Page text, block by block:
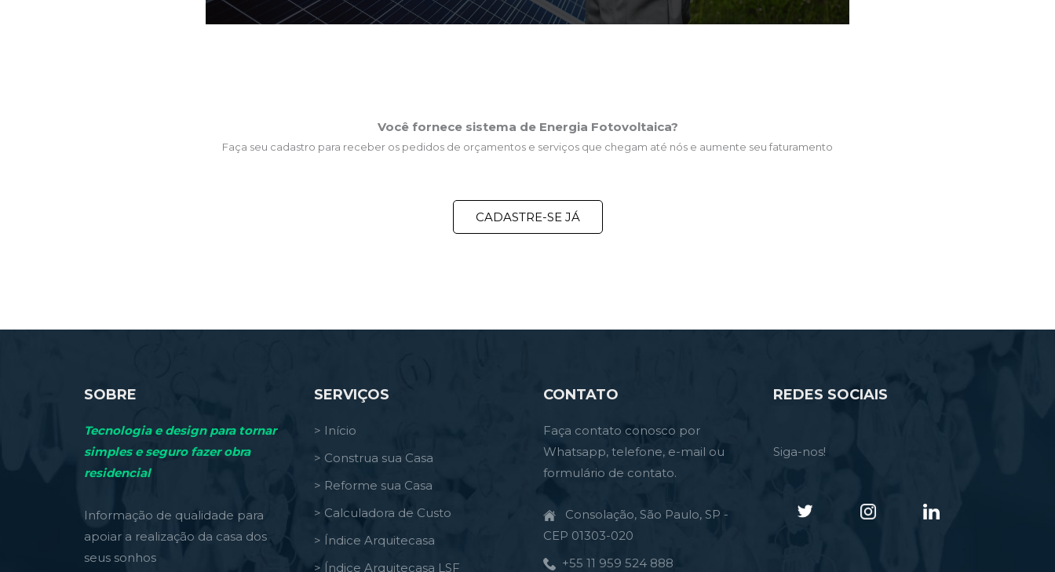
Você fornece sistema de Energia Fotovoltaica?
Faça seu cadastro para receber os pedidos de orçamentos e serviços que chegam até nós e aumente seu faturamento
CADASTRE-SE JÁ
SOBRE
Tecnologia e design para tornar
simples e seguro fazer obra
residencial
Informação de qualidade para
apoiar a realização da casa dos
seus sonhos
SERVIÇOS
> Início
> Construa sua Casa
> Reforme sua Casa
> Calculadora de Custo
> Índice Arquitecasa
> Índice Arquitecasa LSF
CONTATO
Faça contato conosco por
Whatsapp, telefone, e-mail ou
formulário de contato.
Consolação, São Paulo, SP -
CEP 01303-020
+55 11 959 524 888
REDES SOCIAIS
Siga-nos!